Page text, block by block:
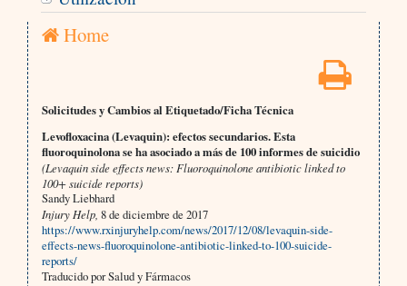
Home
Solicitudes y Cambios al Etiquetado/Ficha Técnica
Levofloxacina (Levaquin): efectos secundarios. Esta
fluoroquinolona se ha asociado a más de 100 informes de suicidio
(Levaquin side effects news: Fluoroquinolone antibiotic linked to
100+ suicide reports)
Sandy Liebhard
Injury Help, 8 de diciembre de 2017
https://www.rxinjuryhelp.com/news/2017/12/08/levaquin-side-
effects-news-fluoroquinolone-antibiotic-linked-to-100-suicide-
reports/
Traducido por Salud y Fármacos